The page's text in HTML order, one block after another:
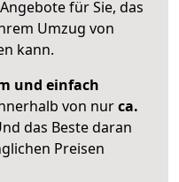
für Sie, das
Umzug von
kann.
und einfach
von nurca.
das Beste daran
Preisen